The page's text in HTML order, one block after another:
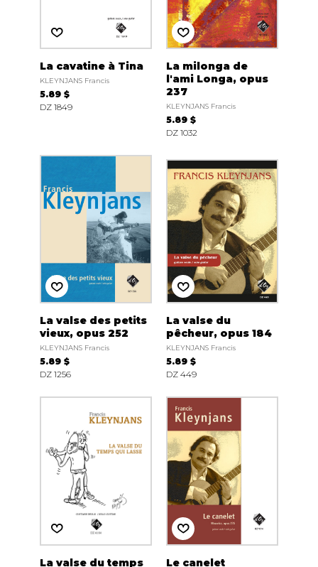
La cavatine à Tina
KLEYNJANS Francis
5.89 $
DZ 1849
La milonga de
l'ami Longa, opus
237
KLEYNJANS Francis
5.89 $
DZ 1032
La valse des petits
vieux, opus 252
KLEYNJANS Francis
5.89 $
DZ 1256
La valse du
pêcheur, opus 184
KLEYNJANS Francis
5.89 $
DZ 449
La valse du temps Le canelet